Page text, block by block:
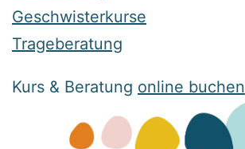
Geschwisterkurse
Trageberatung
Kurs & Beratung online buchen